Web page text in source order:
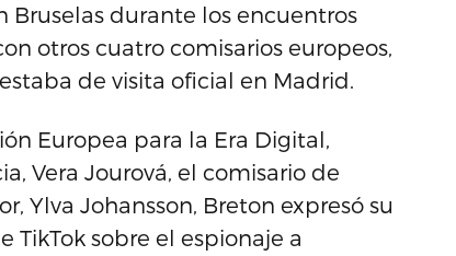
Bruselas durante los encuentros
otros cuatro comisarios europeos,
de visita oficial en Madrid.
Europea para la Era Digital,
Vera Jourová, el comisario de
Ylva Johansson, Breton expresó su
TikTok sobre el espionaje a